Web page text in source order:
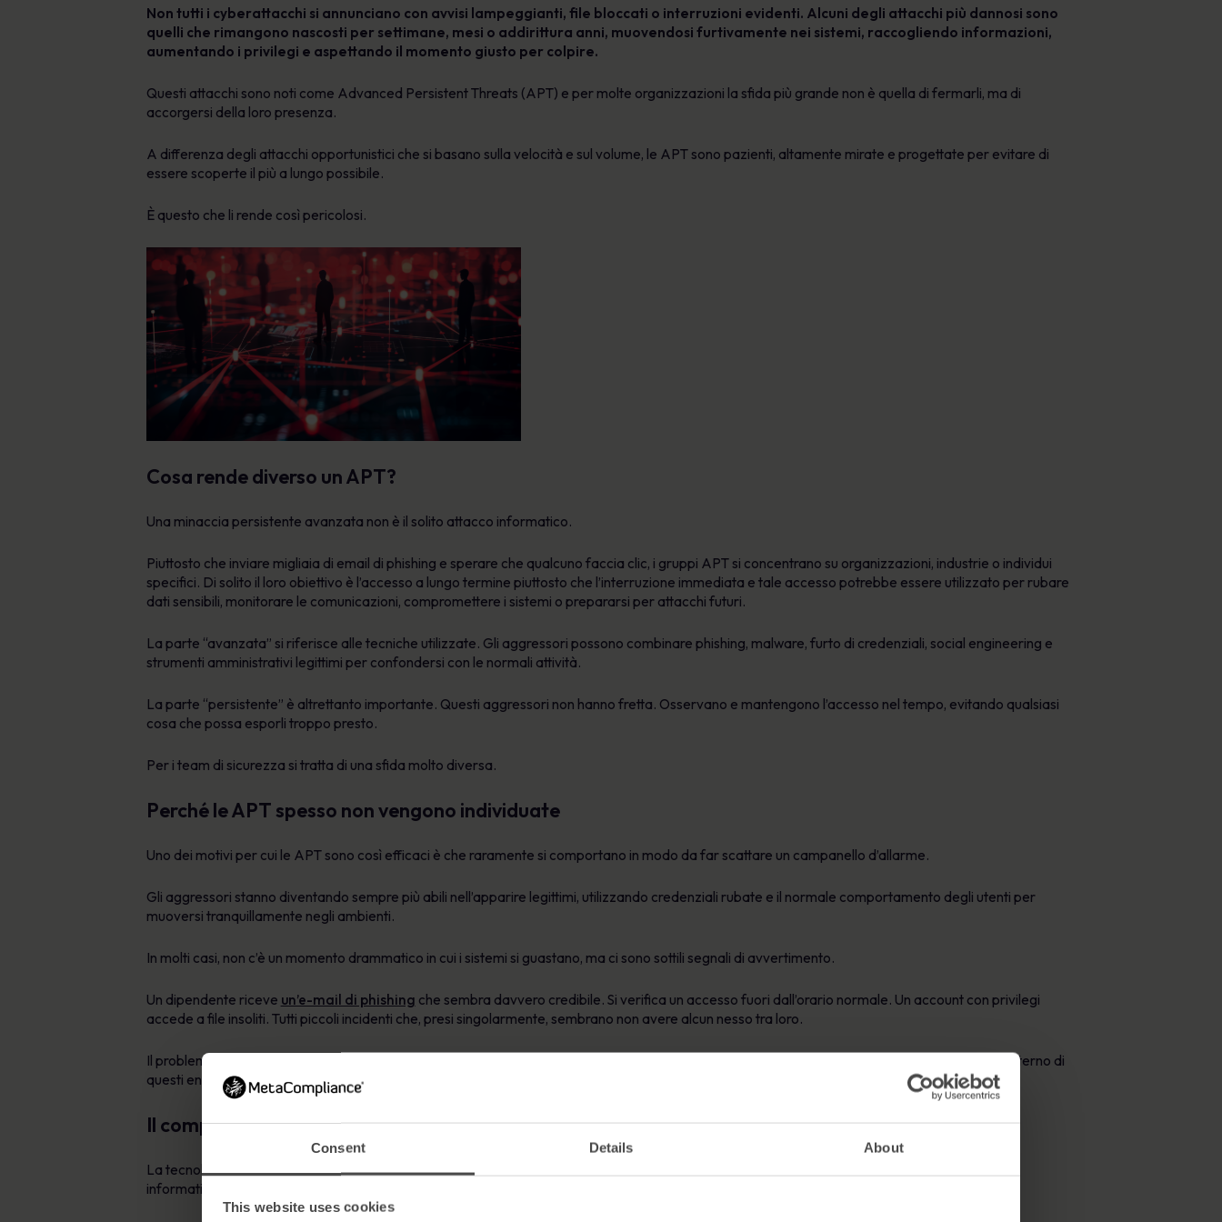
Consent Details About
This website uses cookies
Non tutti i cyberattacchi si annunciano con avvisi lampeggianti, file bloccati o interruzioni evidenti. Alcuni degli attacchi più dannosi sono
quelli che rimangono nascosti per settimane, mesi o addirittura anni, muovendosi furtivamente nei sistemi, raccogliendo informazioni,
aumentando i privilegi e aspettando il momento giusto per colpire.
Questi attacchi sono noti come Advanced Persistent Threats (APT) e per molte organizzazioni la sfida più grande non è quella di fermarli, ma di
accorgersi della loro presenza.
A differenza degli attacchi opportunistici che si basano sulla velocità e sul volume, le APT sono pazienti, altamente mirate e progettate per evitare di
essere scoperte il più a lungo possibile.
È questo che li rende così pericolosi.
Cosa rende diverso un APT?
Una minaccia persistente avanzata non è il solito attacco informatico.
Piuttosto che inviare migliaia di email di phishing e sperare che qualcuno faccia clic, i gruppi APT si concentrano su organizzazioni, industrie o individui
specifici. Di solito il loro obiettivo è l’accesso a lungo termine piuttosto che l’interruzione immediata e tale accesso potrebbe essere utilizzato per rubare
dati sensibili, monitorare le comunicazioni, compromettere i sistemi o prepararsi per attacchi futuri.
La parte “avanzata” si riferisce alle tecniche utilizzate. Gli aggressori possono combinare phishing, malware, furto di credenziali, social engineering e
strumenti amministrativi legittimi per confondersi con le normali attività.
La parte “persistente” è altrettanto importante. Questi aggressori non hanno fretta. Osservano e mantengono l’accesso nel tempo, evitando qualsiasi
cosa che possa esporli troppo presto.
Per i team di sicurezza si tratta di una sfida molto diversa.
Perché le APT spesso non vengono individuate
Uno dei motivi per cui le APT sono così efficaci è che raramente si comportano in modo da far scattare un campanello d’allarme.
Gli aggressori stanno diventando sempre più abili nell’apparire legittimi, utilizzando credenziali rubate e il normale comportamento degli utenti per
muoversi tranquillamente negli ambienti.
In molti casi, non c’è un momento drammatico in cui i sistemi si guastano, ma ci sono sottili segnali di avvertimento.
Un dipendente riceve un’e-mail di phishing che sembra davvero credibile. Si verifica un accesso fuori dall’orario normale. Un account con privilegi
accede a file insoliti. Tutti piccoli incidenti che, presi singolarmente, sembrano non avere alcun nesso tra loro.
Il problema è che spesso le organizzazioni sono troppo oberate di priorità e i team di sicurezza devono individuare le minacce significative all’interno di
questi enormi volumi di attività. Gli aggressori più sofisticati sanno come sfruttare questa situazione.
Il comportamento umano gioca un ruolo più importante di quanto molti si rendano conto
La tecnologia è una parte fondamentale della difesa informatica, ma le persone rimangono uno dei punti di ingresso più comuni per le minacce
informatiche.